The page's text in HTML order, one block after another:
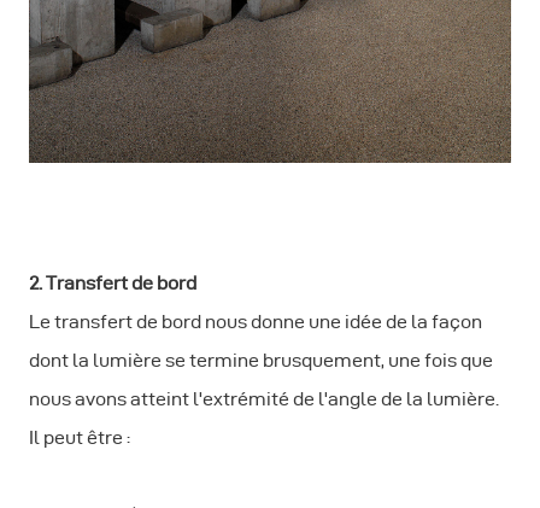
2. Transfert de bord
Le transfert de bord nous donne une idée de la façon
dont la lumière se termine brusquement, une fois que
nous avons atteint l'extrémité de l'angle de la lumière.
Il peut être :